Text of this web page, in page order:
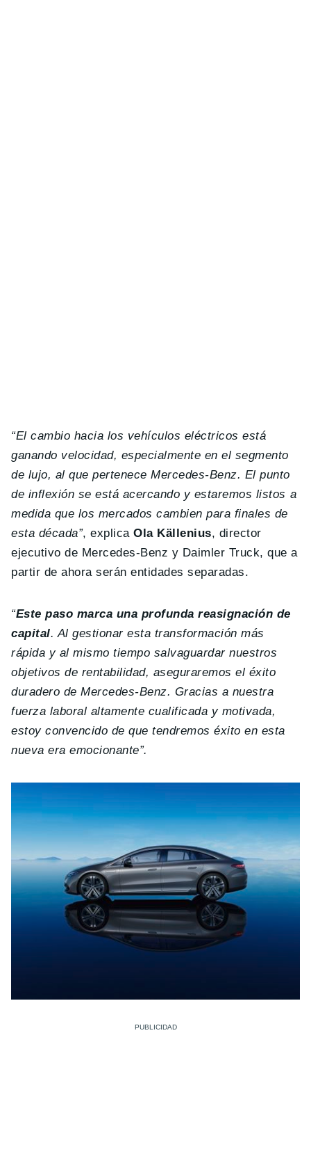
“El cambio hacia los vehículos eléctricos está
ganando velocidad, especialmente en el segmento
de lujo, al que pertenece Mercedes-Benz. El punto
de inflexión se está acercando y estaremos listos a
medida que los mercados cambien para finales de
esta década”, explicaOla Källenius, director
ejecutivo de Mercedes-Benz y Daimler Truck, que a
partir de ahora serán entidades separadas.
“Este paso marca una profunda reasignación de
capital. Al gestionar esta transformación más
rápida y al mismo tiempo salvaguardar nuestros
objetivos de rentabilidad, aseguraremos el éxito
duradero de Mercedes-Benz. Gracias a nuestra
fuerza laboral altamente cualificada y motivada,
estoy convencido de que tendremos éxito en esta
nueva era emocionante”.